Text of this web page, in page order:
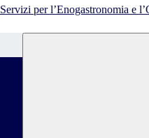
Servizi per l’Enogastronomia e